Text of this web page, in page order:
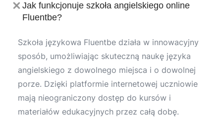
Jak funkcjonuje szkoła angielskiego online
Fluentbe?
Szkoła językowa Fluentbe działa w innowacyjny
sposób, umożliwiając skuteczną naukę języka
angielskiego z dowolnego miejsca i o dowolnej
porze. Dzięki platformie internetowej uczniowie
mają nieograniczony dostęp do kursów i
materiałów edukacyjnych przez całą dobę.